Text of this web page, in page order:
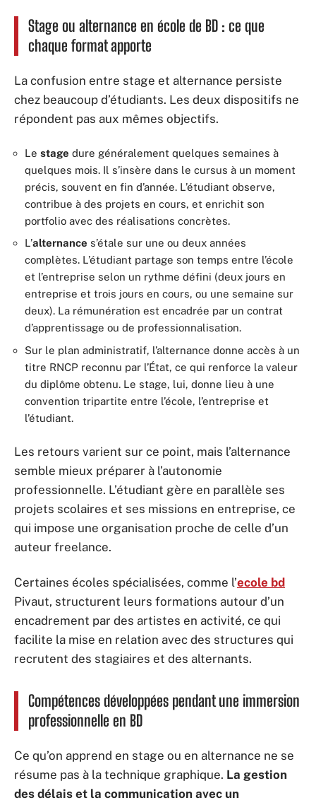
Stage ou alternance en école de BD : ce que
chaque format apporte
La confusion entre stage et alternance persiste
chez beaucoup d’étudiants. Les deux dispositifs ne
répondent pas aux mêmes objectifs.
Le stage dure généralement quelques semaines à
quelques mois. Il s’insère dans le cursus à un moment
précis, souvent en fin d’année. L’étudiant observe,
contribue à des projets en cours, et enrichit son
portfolio avec des réalisations concrètes.
L’alternance s’étale sur une ou deux années
complètes. L’étudiant partage son temps entre l’école
et l’entreprise selon un rythme défini (deux jours en
entreprise et trois jours en cours, ou une semaine sur
deux). La rémunération est encadrée par un contrat
d’apprentissage ou de professionnalisation.
Sur le plan administratif, l’alternance donne accès à un
titre RNCP reconnu par l’État, ce qui renforce la valeur
du diplôme obtenu. Le stage, lui, donne lieu à une
convention tripartite entre l’école, l’entreprise et
l’étudiant.
Les retours varient sur ce point, mais l’alternance
semble mieux préparer à l’autonomie
professionnelle. L’étudiant gère en parallèle ses
projets scolaires et ses missions en entreprise, ce
qui impose une organisation proche de celle d’un
auteur freelance.
Certaines écoles spécialisées, comme l’ecole bd
Pivaut, structurent leurs formations autour d’un
encadrement par des artistes en activité, ce qui
facilite la mise en relation avec des structures qui
recrutent des stagiaires et des alternants.
Compétences développées pendant une immersion
professionnelle en BD
Ce qu’on apprend en stage ou en alternance ne se
résume pas à la technique graphique. La gestion
des délais et la communication avec un